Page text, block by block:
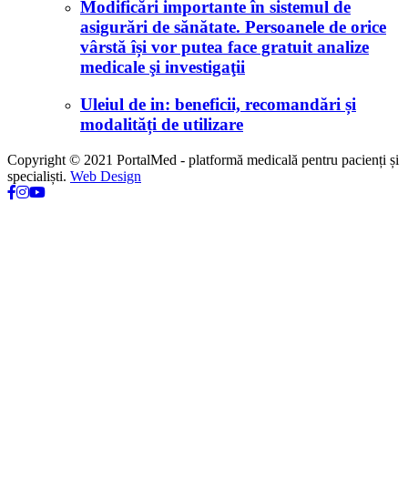
Modificări importante în sistemul de
asigurări de sănătate. Persoanele de orice
vârstă își vor putea face gratuit analize
medicale şi investigaţii
Uleiul de in: beneficii, recomandări și
modalități de utilizare
Copyright © 2021 PortalMed - platformă medicală pentru pacienți și
specialiști. Web Design